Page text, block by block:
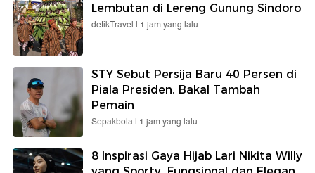
Lembutan di Lereng Gunung Sindoro
detikTravel | 1 jam yang lalu
STY Sebut Persija Baru 40 Persen di
Piala Presiden, Bakal Tambah
Pemain
Sepakbola | 1 jam yang lalu
8 Inspirasi Gaya Hijab Lari Nikita Willy